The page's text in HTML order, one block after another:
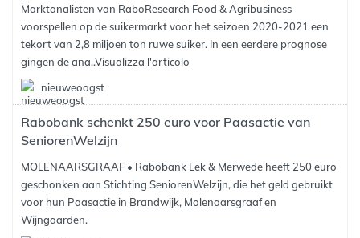
Marktanalisten van RaboResearch Food & Agribusiness
voorspellen op de suikermarkt voor het seizoen 2020-2021 een
tekort van 2,8 miljoen ton ruwe suiker. In een eerdere prognose
gingen de ana..Visualizza l'articolo
nieuweoogst
Rabobank schenkt 250 euro voor Paasactie van
SeniorenWelzijn
MOLENAARSGRAAF • Rabobank Lek & Merwede heeft 250 euro
geschonken aan Stichting SeniorenWelzijn, die het geld gebruikt
voor hun Paasactie in Brandwijk, Molenaarsgraaf en
Wijngaarden.